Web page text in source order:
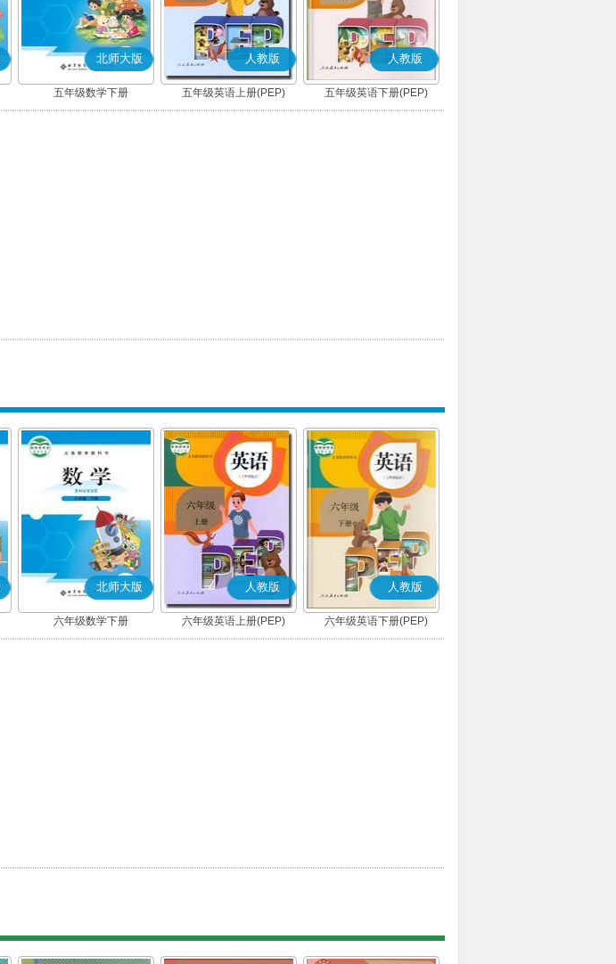
北师大版
五年级数学下册
人教版
五年级英语上册(PEP)
人教版
五年级英语下册(PEP)
北师大版
六年级数学下册
人教版
六年级英语上册(PEP)
人教版
六年级英语下册(PEP)